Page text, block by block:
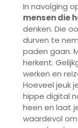
In navolging
mensen die
denken. Die
durven te
paden gaan.
herkent.
werken en
Hoeveel jeuk
hippe digital
heen en laat
waardevol